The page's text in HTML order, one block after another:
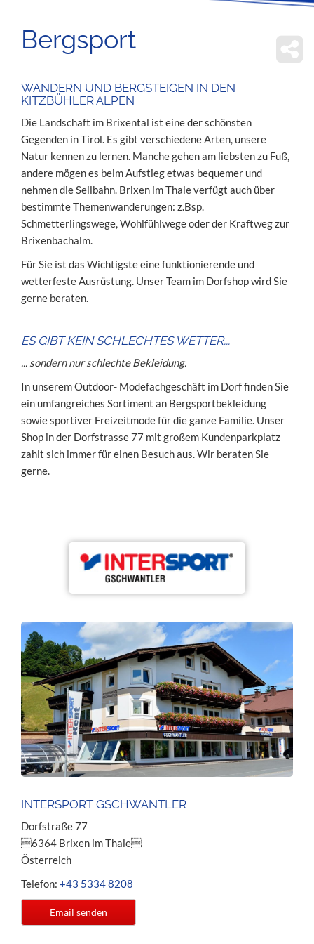
Bergsport
WANDERN UND BERGSTEIGEN IN DEN
KITZBÜHLER ALPEN
Die Landschaft im Brixental ist eine der schönsten
Gegenden in Tirol. Es gibt verschiedene Arten, unsere
Natur kennen zu lernen. Manche gehen am liebsten zu Fuß,
andere mögen es beim Aufstieg etwas bequemer und
nehmen die Seilbahn. Brixen im Thale verfügt auch über
bestimmte Themenwanderungen: z.Bsp.
Schmetterlingswege, Wohlfühlwege oder der Kraftweg zur
Brixenbachalm.
Für Sie ist das Wichtigste eine funktionierende und
wetterfeste Ausrüstung. Unser Team im Dorfshop wird Sie
gerne beraten.
ES GIBT KEIN SCHLECHTES WETTER...
... sondern nur schlechte Bekleidung.
In unserem Outdoor- Modefachgeschäft im Dorf finden Sie
ein umfangreiches Sortiment an Bergsportbekleidung
sowie sportiver Freizeitmode für die ganze Familie. Unser
Shop in der Dorfstrasse 77 mit großem Kundenparkplatz
zahlt sich immer für einen Besuch aus. Wir beraten Sie
gerne.
INTERSPORT GSCHWANTLER
Dorfstraße 77
6364 Brixen im Thale
Österreich
Telefon: +43 5334 8208
Email senden